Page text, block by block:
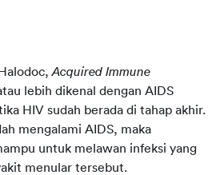
Acquired Immune
lebih dikenal dengan AIDS
HIV sudah berada di tahap akhir.
mengalami AIDS, maka
untuk melawan infeksi yang
menular tersebut.